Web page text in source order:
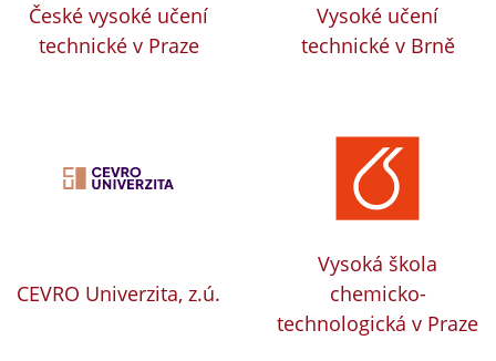
České vysoké učení
technické v Praze
Vysoké učení
technické v Brně
CEVRO Univerzita, z.ú.
Vysoká škola
chemicko-
technologická v Praze